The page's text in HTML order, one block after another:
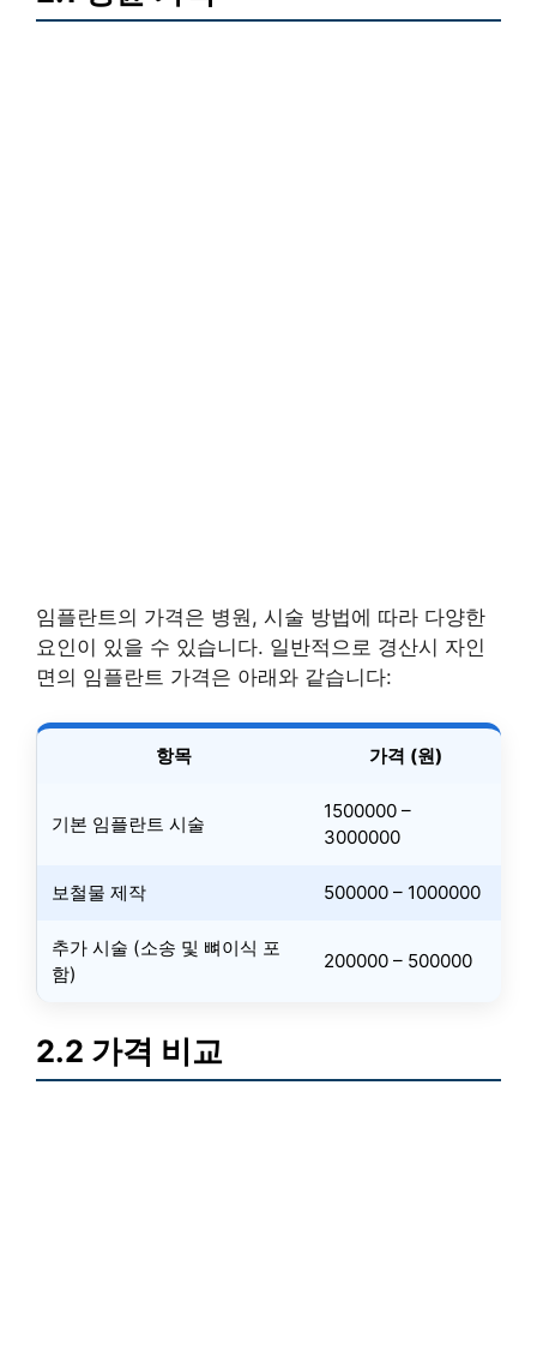
임플란트의 가격은 병원, 시술 방법에 따라 다양한
요인이 있을 수 있습니다. 일반적으로 경산시 자인
면의 임플란트 가격은 아래와 같습니다:
항목 가격 (원)
기본 임플란트 시술
1500000 –
3000000
보철물 제작 500000 – 1000000
추가 시술 (소송 및 뼈이식 포
함)
200000 – 500000
2.2 가격 비교